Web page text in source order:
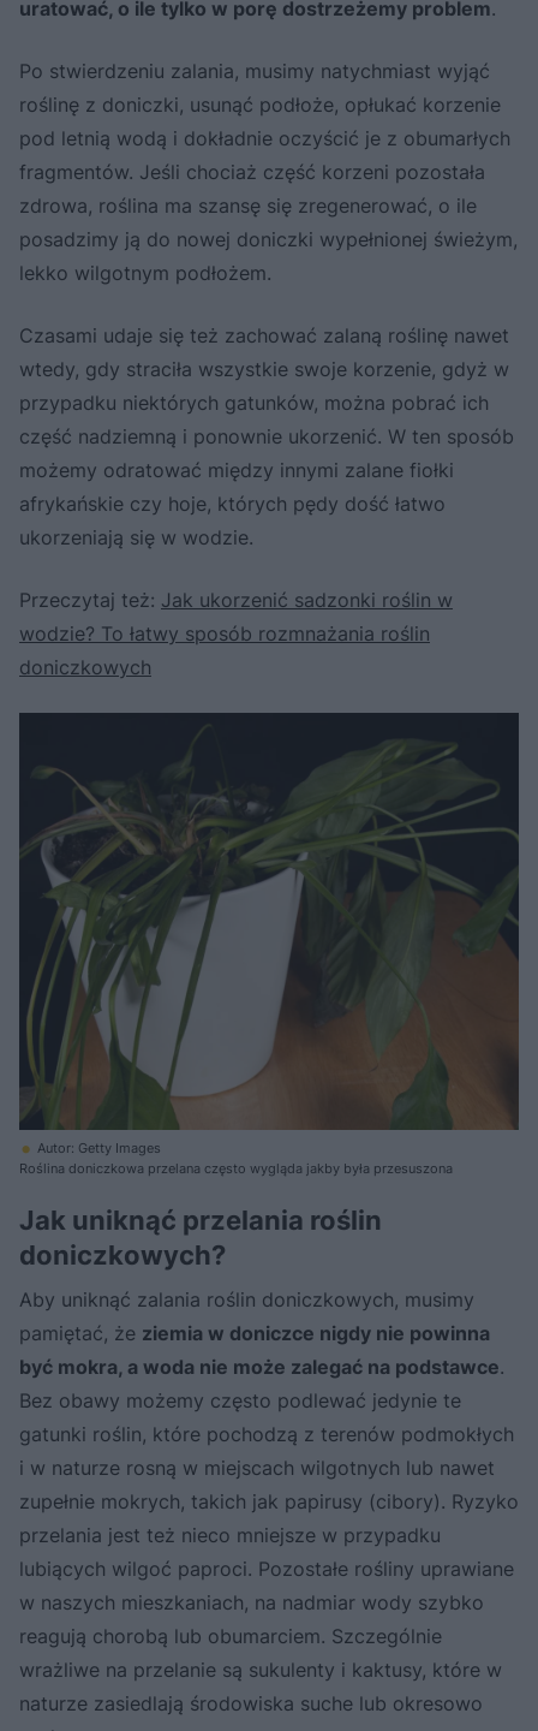
uratować, o ile tylko w porę dostrzeżemy problem.
Po stwierdzeniu zalania, musimy natychmiast wyjąć
roślinę z doniczki, usunąć podłoże, opłukać korzenie
pod letnią wodą i dokładnie oczyścić je z obumarłych
fragmentów. Jeśli chociaż część korzeni pozostała
zdrowa, roślina ma szansę się zregenerować, o ile
posadzimy ją do nowej doniczki wypełnionej świeżym,
lekko wilgotnym podłożem.
Czasami udaje się też zachować zalaną roślinę nawet
wtedy, gdy straciła wszystkie swoje korzenie, gdyż w
przypadku niektórych gatunków, można pobrać ich
część nadziemną i ponownie ukorzenić. W ten sposób
możemy odratować między innymi zalane fiołki
afrykańskie czy hoje, których pędy dość łatwo
ukorzeniają się w wodzie.
Przeczytaj też: Jak ukorzenić sadzonki roślin w
wodzie? To łatwy sposób rozmnażania roślin
doniczkowych
Autor: Getty Images
Roślina doniczkowa przelana często wygląda jakby była przesuszona
Jak uniknąć przelania roślin
doniczkowych?
Aby uniknąć zalania roślin doniczkowych, musimy
pamiętać, że ziemia w doniczce nigdy nie powinna
być mokra, a woda nie może zalegać na podstawce.
Bez obawy możemy często podlewać jedynie te
gatunki roślin, które pochodzą z terenów podmokłych
i w naturze rosną w miejscach wilgotnych lub nawet
zupełnie mokrych, takich jak papirusy (cibory). Ryzyko
przelania jest też nieco mniejsze w przypadku
lubiących wilgoć paproci. Pozostałe rośliny uprawiane
w naszych mieszkaniach, na nadmiar wody szybko
reagują chorobą lub obumarciem. Szczególnie
wrażliwe na przelanie są sukulenty i kaktusy, które w
naturze zasiedlają środowiska suche lub okresowo